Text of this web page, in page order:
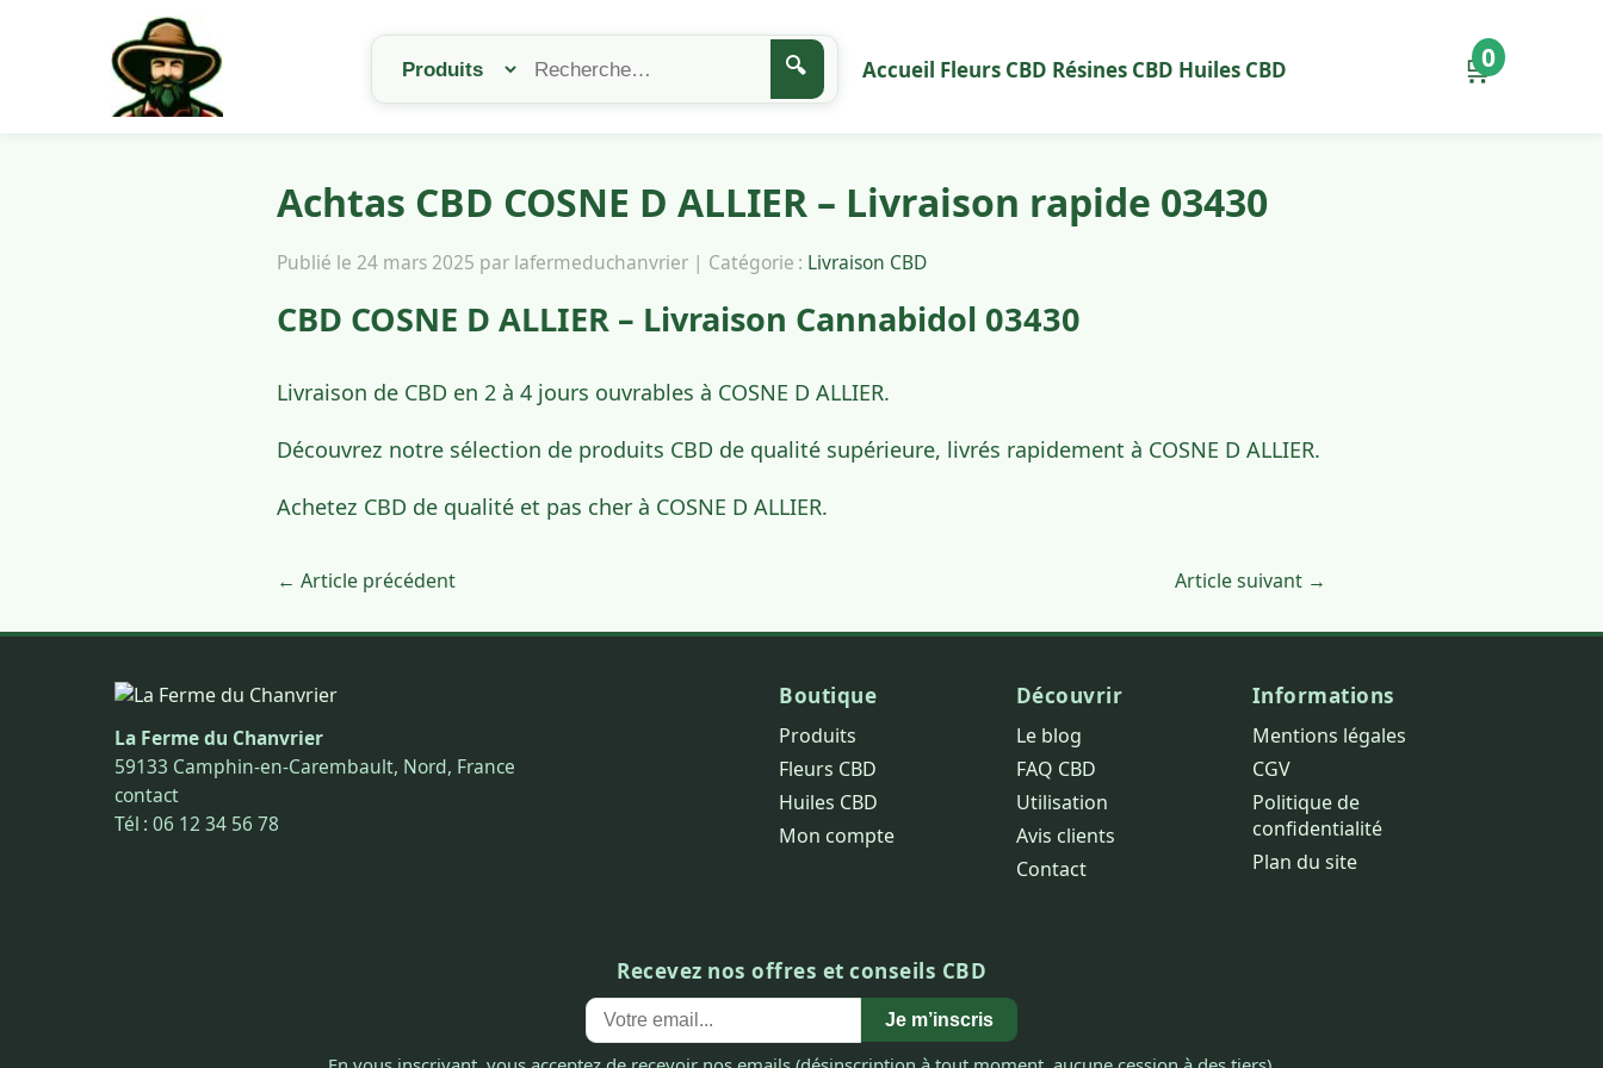
🔍 Accueil Fleurs CBD Résines CBD Huiles CBD 🛒
0
Achtas CBD COSNE D ALLIER – Livraison rapide 03430
Publié le 24 mars 2025 par lafermeduchanvrier | Catégorie : Livraison CBD
CBD COSNE D ALLIER – Livraison Cannabidol 03430
Livraison de CBD en 2 à 4 jours ouvrables à COSNE D ALLIER.
Découvrez notre sélection de produits CBD de qualité supérieure, livrés rapidement à COSNE D ALLIER.
Achetez CBD de qualité et pas cher à COSNE D ALLIER.
← Article précédent Article suivant →
La Ferme du Chanvrier
59133 Camphin-en-Carembault, Nord, France
contact
Tél : 06 12 34 56 78
Boutique
Produits
Fleurs CBD
Huiles CBD
Mon compte
Découvrir
Le blog
FAQ CBD
Utilisation
Avis clients
Contact
Informations
Mentions légales
CGV
Politique de
confidentialité
Plan du site
Recevez nos offres et conseils CBD
Je m’inscris